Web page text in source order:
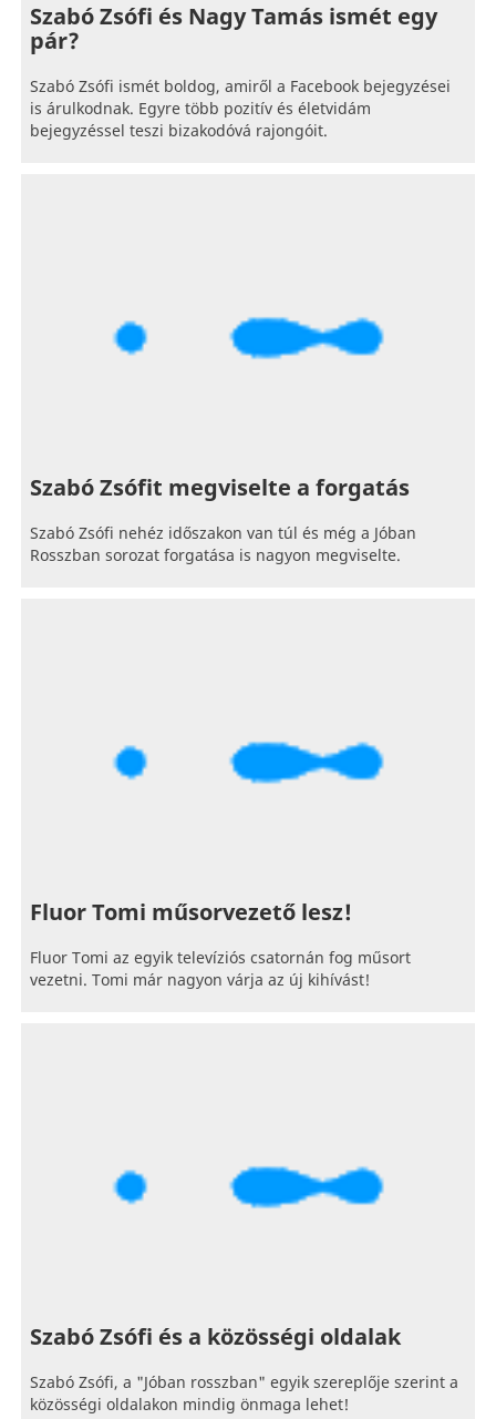
Szabó Zsófi és Nagy Tamás ismét egy
pár?
Szabó Zsófi ismét boldog, amiről a Facebook bejegyzései
is árulkodnak. Egyre több pozitív és életvidám
bejegyzéssel teszi bizakodóvá rajongóit.
Szabó Zsófit megviselte a forgatás
Szabó Zsófi nehéz időszakon van túl és még a Jóban
Rosszban sorozat forgatása is nagyon megviselte.
Fluor Tomi műsorvezető lesz!
Fluor Tomi az egyik televíziós csatornán fog műsort
vezetni. Tomi már nagyon várja az új kihívást!
Szabó Zsófi és a közösségi oldalak
Szabó Zsófi, a "Jóban rosszban" egyik szereplője szerint a
közösségi oldalakon mindig önmaga lehet!